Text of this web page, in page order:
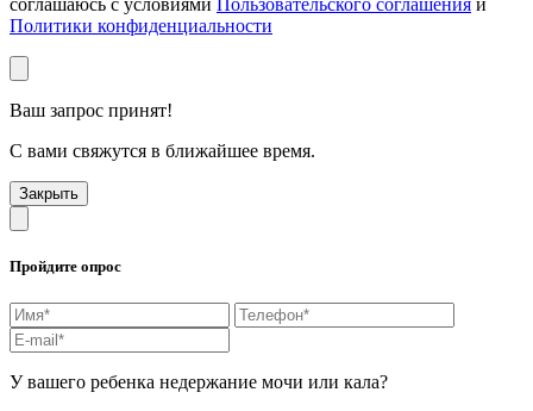
соглашаюсь с условиями Пользовательского соглашения и
Политики конфиденциальности
Ваш запрос принят!
С вами свяжутся в ближайшее время.
Закрыть
Пройдите опрос
У вашего ребенка недержание мочи или кала?